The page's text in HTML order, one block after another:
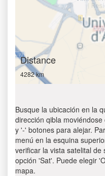
Distance
4282 km
Busque la ubicación en la
dirección qibla
y '-' botones para alejar.
menú en la esquina
verificar la vista satelital
opción 'Sat'. Puede elegir
mapa.